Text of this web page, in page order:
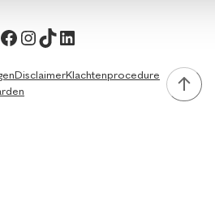
Instagram
TikTok
LinkedIn
DisclaimerKlachtenprocedure